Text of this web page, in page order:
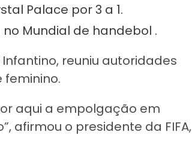
Palace por 3 a 1.
Mundial de handebol .
reuniu autoridades
aqui a empolgação em
afirmou o presidente da FIFA,